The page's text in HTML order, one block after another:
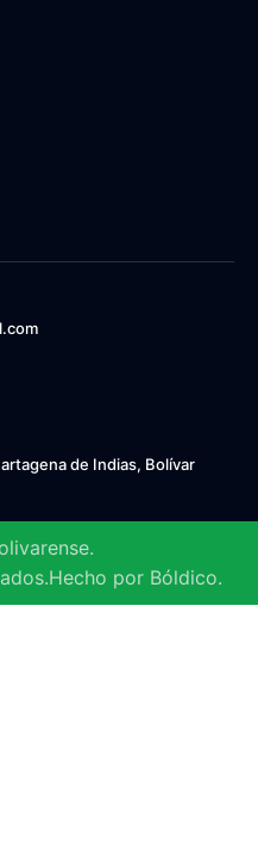
de Indias, Bolívar
Hecho por Bóldico.